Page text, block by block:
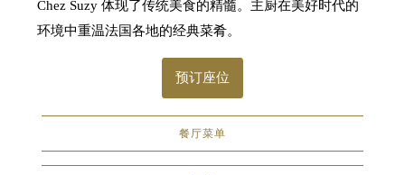
Chez Suzy 体现了传统美食的精髓。主厨在美好时代的
环境中重温法国各地的经典菜肴。
预订座位
餐厅菜单